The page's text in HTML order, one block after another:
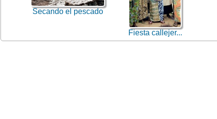
Secando el pescado
Fiesta callejer...